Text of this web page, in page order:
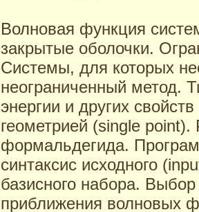
Волновая функция
закрытые оболочки.
Системы, для которых
неограниченный метод.
энергии и других
геометрией (single
формальдегида.
синтаксис исходного
базисного набора.
приближения волновых